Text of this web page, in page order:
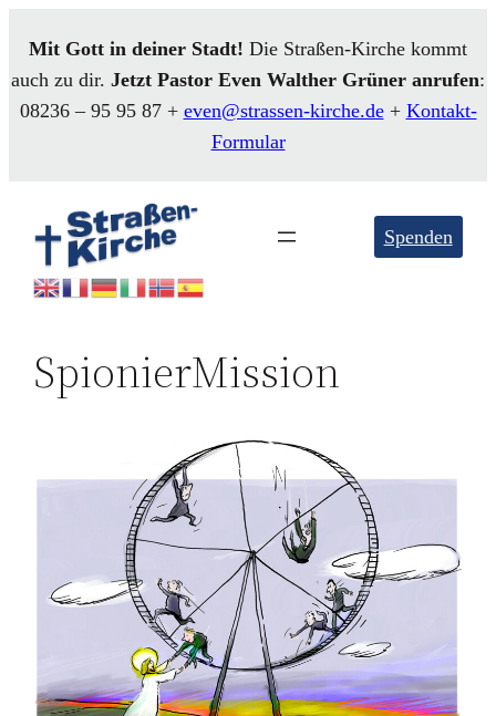
Mit Gott in deiner Stadt! Die Straßen-Kirche kommt
auch zu dir. Jetzt Pastor Even Walther Grüner anrufen:
08236 – 95 95 87 + even@strassen-kirche.de+ Kontakt-
Formular
Spenden
SpionierMission